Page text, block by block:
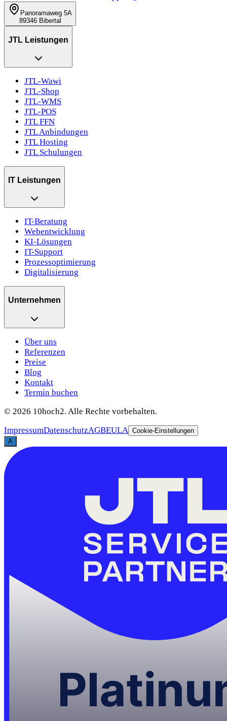
Panoramaweg 5A
89346 Bibertal
JTL Leistungen
JTL-Wawi
JTL-Shop
JTL-WMS
JTL-POS
JTL FFN
JTL Anbindungen
JTL Hosting
JTL Schulungen
IT Leistungen
IT-Beratung
Webentwicklung
KI-Lösungen
IT-Support
Prozessoptimierung
Digitalisierung
Unternehmen
Über uns
Referenzen
Preise
Blog
Kontakt
Termin buchen
© 2026 10hoch2. Alle Rechte vorbehalten.
ImpressumDatenschutzAGBEULA Cookie-Einstellungen
A